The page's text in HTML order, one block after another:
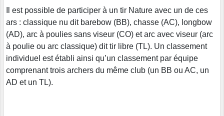
Il est possible de participer à un tir Nature avec un de ces
ars : classique nu dit barebow (BB), chasse (AC), longbow
(AD), arc à poulies sans viseur (CO) et arc avec viseur (arc
à poulie ou arc classique) dit tir libre (TL). Un classement
individuel est établi ainsi qu’un classement par équipe
comprenant trois archers du même club (un BB ou AC, un
AD et un TL).